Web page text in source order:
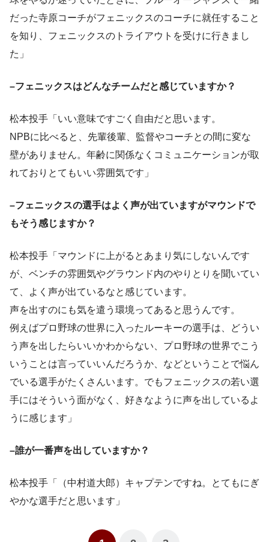
だった寺原コーチがフェニックスのコーチに就任すること
を知り、フェニックスのトライアウトを受けに行きまし
た」
–フェニックスはどんなチームだと感じていますか？
松本投手「いい意味ですごく自由だと思います。
NPBに比べると、先輩後輩、監督やコーチとの間に変な
壁がありません。年齢に関係なくコミュニケーションが取
れておりとてもいい雰囲気です」
–フェニックスの選手はよく声が出ていますがマウンドで
もそう感じますか？
松本投手「マウンドに上がるとあまり気にしないんです
が、ベンチの雰囲気やグラウンド内のやりとりを聞いてい
て、よく声が出ているなと感じています。
声を出すのにも気を遣う環境ってあると思うんです。
例えばプロ野球の世界に入ったルーキーの選手は、どうい
う声を出したらいいかわからない、プロ野球の世界でこう
いうことは言っていいんだろうか、などということで悩ん
でいる選手がたくさんいます。でもフェニックスの若い選
手にはそういう面がなく、好きなように声を出しているよ
うに感じます」
–誰が一番声を出していますか？
松本投手「（中村道大郎）キャプテンですね。とてもにぎ
やかな選手だと思います」